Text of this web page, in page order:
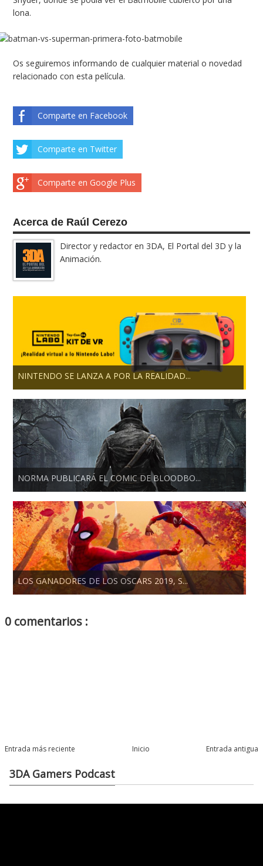
lona.
Os seguiremos informando de cualquier material o novedad
relacionado con esta película.
Comparte en Facebook
Comparte en Twitter
Comparte en Google Plus
Acerca de Raúl Cerezo
Director y redactor en 3DA, El Portal del 3D y la
Animación.
NINTENDO SE LANZA A POR LA REALIDAD...
NORMA PUBLICARÁ EL COMIC DE BLOODBO...
LOS GANADORES DE LOS OSCARS 2019, S...
0 comentarios :
Entrada más reciente Entrada antigua
Inicio
3DA Gamers Podcast